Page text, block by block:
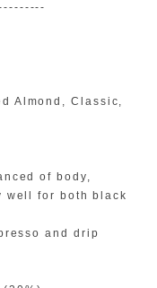
Almond, Classic,
of body,
well for both black
and drip